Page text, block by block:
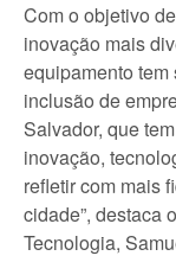
Com o objetivo
inovação mais
equipamento
inclusão de
Salvador, que
inovação,
refletir com mais
cidade”, destaca
Tecnologia,